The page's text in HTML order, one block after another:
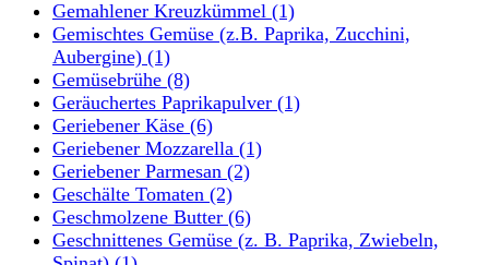
Gemahlener Kreuzkümmel (1)
Gemischtes Gemüse (z.B. Paprika, Zucchini,
Aubergine) (1)
Gemüsebrühe (8)
Geräuchertes Paprikapulver (1)
Geriebener Käse (6)
Geriebener Mozzarella (1)
Geriebener Parmesan (2)
Geschälte Tomaten (2)
Geschmolzene Butter (6)
Geschnittenes Gemüse (z. B. Paprika, Zwiebeln,